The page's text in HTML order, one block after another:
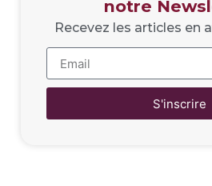
notre
Recevez les articles en
S'inscrire